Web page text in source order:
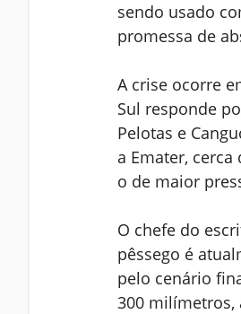
sendo usado
promessa de
A crise ocorre
Sul responde
Pelotas e
a Emater,
o de maior
O chefe do
pêssego é
pelo cenário
300 milímetros,